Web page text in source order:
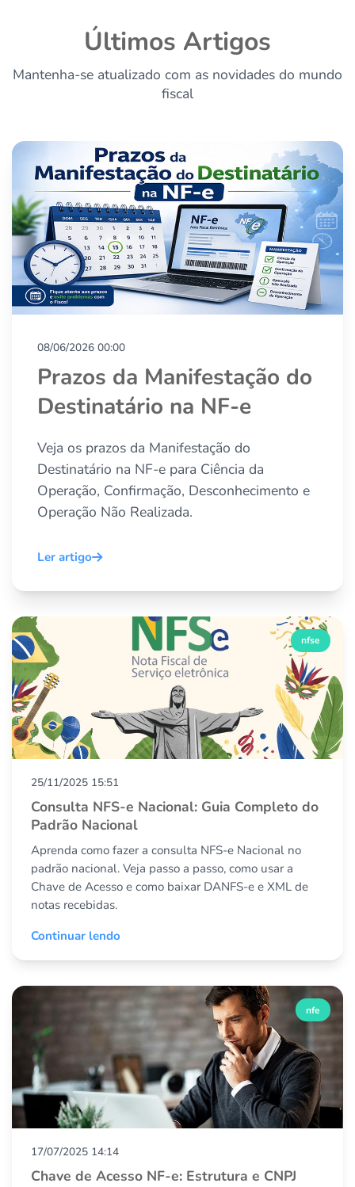
Últimos Artigos
Mantenha-se atualizado com as novidades do mundo
fiscal
08/06/2026 00:00
Prazos da Manifestação do
Destinatário na NF-e
Veja os prazos da Manifestação do
Destinatário na NF-e para Ciência da
Operação, Confirmação, Desconhecimento e
Operação Não Realizada.
Ler artigo
nfse
25/11/2025 15:51
Consulta NFS-e Nacional: Guia Completo do
Padrão Nacional
Aprenda como fazer a consulta NFS-e Nacional no
padrão nacional. Veja passo a passo, como usar a
Chave de Acesso e como baixar DANFS-e e XML de
notas recebidas.
Continuar lendo
nfe
17/07/2025 14:14
Chave de Acesso NF-e: Estrutura e CNPJ